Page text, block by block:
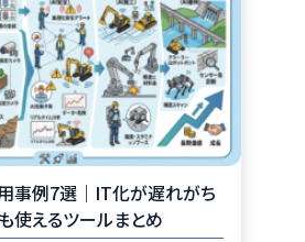
事例7選｜IT化が遅れがち
使えるツールまとめ